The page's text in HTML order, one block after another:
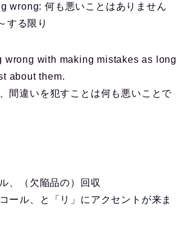
wrong: 何も悪いことはありません
する限り
wrong with making mistakes as long
about them.
間違いを犯すことは何も悪いことで
、（欠陥品の）回収
コール、と「リ」にアクセントが来ま